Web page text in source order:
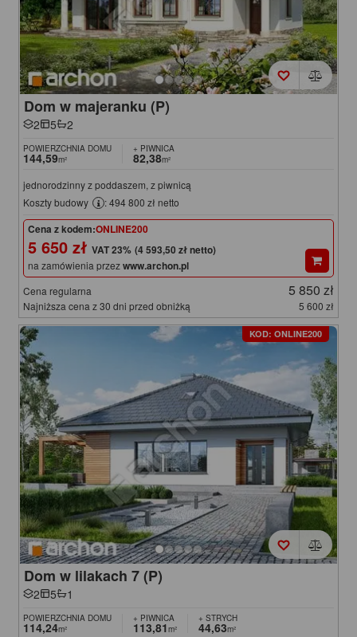
Dom w majeranku (P)
2 5 2
POWIERZCHNIA DOMU
144,59m²
+ PIWNICA
82,38m²
jednorodzinny z poddaszem, z piwnicą
Koszty budowy
: 494 800 zł netto
Cena z kodem:ONLINE200
5 650 zł (4 593,50 zł netto)
na zamówienia przezwww.archon.pl
Cena regularna 5 850 zł
Najniższa cena z 30 dni przed obniżką 5 600 zł
KOD: ONLINE200
Dom w lilakach 7 (P)
2 5 1
POWIERZCHNIA DOMU
114,24m²
+ PIWNICA
113,81m²
+ STRYCH
44,63m²